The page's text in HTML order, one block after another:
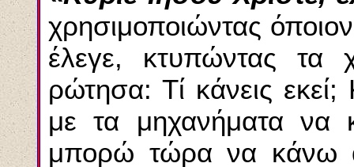
χρησιμοποιώντας
έλεγε, κτυπώντας τα
ρώτησα: Τί κάνεις
με τα μηχανήματα να
μπορώ τώρα να κάνω